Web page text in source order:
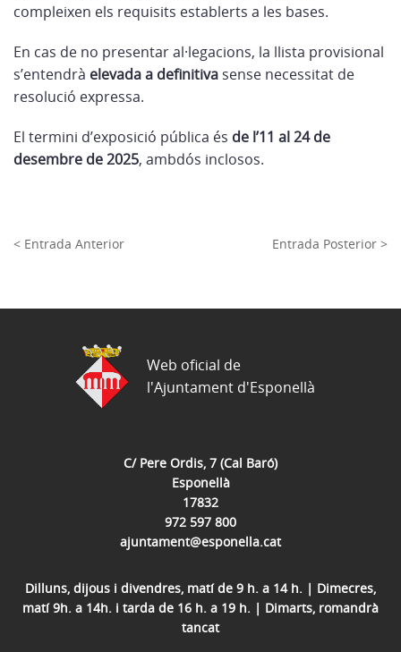
compleixen els requisits establerts a les bases.
En cas de no presentar al·legacions, la llista provisional
s’entendrà elevada a definitiva sense necessitat de
resolució expressa.
El termini d’exposició pública és de l’11 al 24 de
desembre de 2025, ambdós inclosos.
< Entrada Anterior Entrada Posterior >
C/ Pere Ordis, 7 (Cal Baró)
Esponellà
17832
972 597 800
ajuntament@esponella.cat
Dilluns, dijous i divendres, matí de 9 h. a 14 h. | Dimecres,
matí 9h. a 14h. i tarda de 16 h. a 19 h. | Dimarts, romandrà
tancat
Web oficial de
l'Ajuntament d'Esponellà